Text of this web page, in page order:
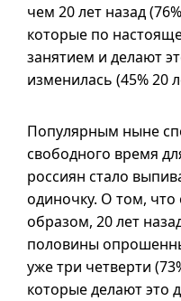
чем 20 лет назад
которые по
занятием и делают
изменилась (45% 20
Популярным ныне
свободного время
россиян стало
одиночку. О том,
образом, 20 лет
половины
уже три четверти
которые делают это